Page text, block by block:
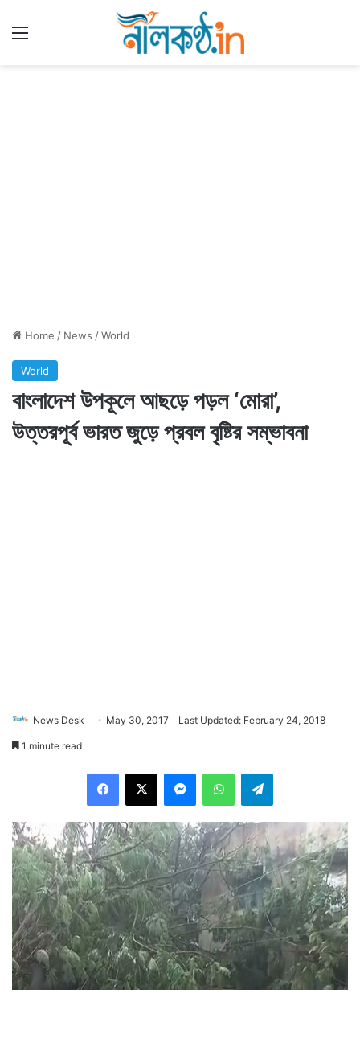
Home / News /World
World
বাংলাদেশ উপকূলে আছড়ে পড়ল ‘মোরা’,
উত্তরপূর্ব ভারত জুড়ে প্রবল বৃষ্টির সম্ভাবনা
News Desk May 30, 2017 Last Updated: February 24, 2018
1 minute read